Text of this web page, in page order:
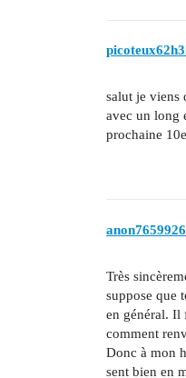
salut je viens
avec un long
prochaine
Très
suppose que
en général. Il
comment
Donc à mon
sent bien en